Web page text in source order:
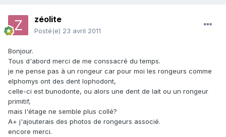
zéolite
Posté(e) 23 avril 2011
Bonjour.
Tous d'abord merci de me conssacré du temps.
je ne pense pas à un rongeur car pour moi les rongeurs comme
elphomys ont des dent lophodont,
celle-ci est bunodonte, ou alors une dent de lait ou un rongeur
primitif,
mais l'étage ne semble plus collé?
A+ j'ajouterais des photos de rongeurs associé.
encore merci.